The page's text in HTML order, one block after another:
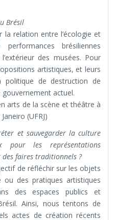
Brésil
relation entre l’écologie et
brésiliennes
des musées. Pour
artistiques, et leurs
politique de destruction de
gouvernement actuel.
arts de la scène et théâtre à
(UFRJ)
et sauvegarder la culture
pour les représentations
faires traditionnels ?
de réfléchir sur les objets
des pratiques artistiques
des espaces publics et
Ainsi, nous tentons de
actes de création récents